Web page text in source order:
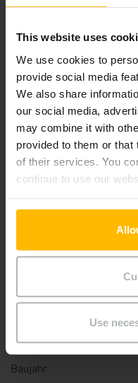
This website uses
We use cookies to
provide social media
We also share
our social media,
may combine it with
provided to them or that
of their services. You
continue to use our
Use
IN
HABEN SIE
Der Zwischenverkauf ist
Der folgende
Technische Daten
Baujahr